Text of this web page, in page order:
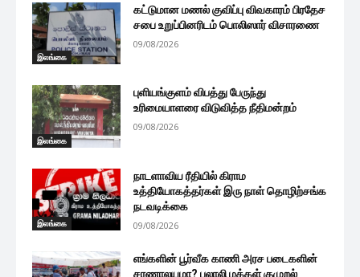
இலங்கை
கட்டுமான மணல் குவிப்பு விவகாரம் பிரதேச
சபை உறுப்பினரிடம் பொலிஸார் விசாரணை
09/08/2026
இலங்கை
புளியங்குளம் விபத்து பேருந்து
உரிமையாளரை விடுவித்த நீதிமன்றம்
09/08/2026
இலங்கை
நாடளாவிய ரீதியில் கிராம
உத்தியோகத்தர்கள் இரு நாள் தொழிற்சங்க
நடவடிக்கை
09/08/2026
எங்களின் பூர்வீக காணி அரச படைகளின்
சரணாலயமா? பலாலி மக்கள் குமுறல்